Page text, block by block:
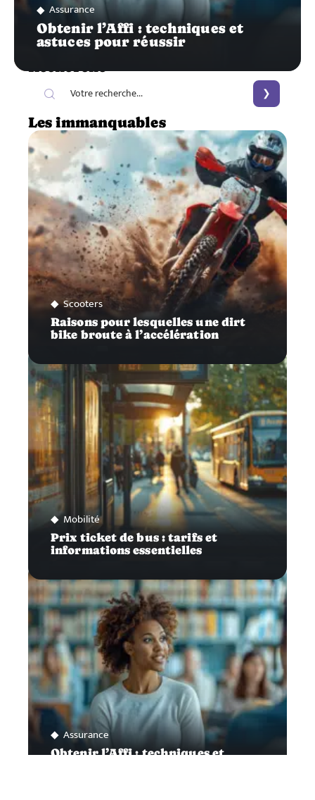
Assurance
Obtenir l’Affi : techniques et
astuces pour réussir
Recherche
Les immanquables
Scooters
Raisons pour lesquelles une dirt
bike broute à l’accélération
Mobilité
Prix ticket de bus : tarifs et
informations essentielles
Assurance
Obtenir l’Affi : techniques et